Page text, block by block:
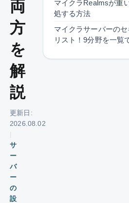
両
方
を
解
説
更新日:
2026.08.02
サ
ー
バ
ー
の
設
マイクラRealmsが重
処する方法
マイクラサーバーの
リスト！9分野を一覧